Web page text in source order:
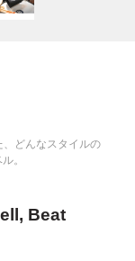
どんなスタイルの
。
Beat